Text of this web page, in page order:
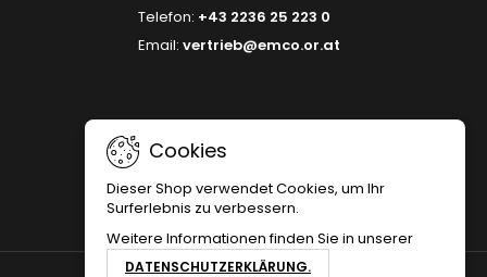
Telefon: +43 2236 25 223 0
Email: vertrieb@emco.or.at
Cookies
Dieser Shop verwendet Cookies, um Ihr
Surferlebnis zu verbessern.
Weitere Informationen finden Sie in unserer
DATENSCHUTZERKLÄRUNG.